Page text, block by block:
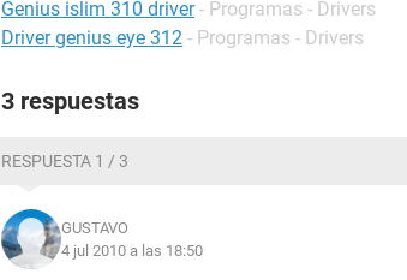
Genius islim 310 driver - Programas - Drivers
Driver genius eye 312 - Programas - Drivers
3 respuestas
RESPUESTA 1 / 3
GUSTAVO
4 jul 2010 a las 18:50